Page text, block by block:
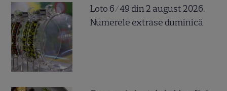
Loto 6/49 din 2 august 2026.
Numerele extrase duminică